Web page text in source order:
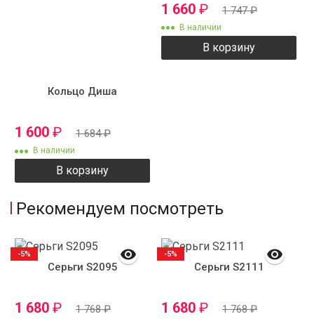
Кольцо Диша
1 600 ₽ 1 684₽
В наличии
В корзину
1 660 ₽ 1 747₽
В наличии
В корзину
Рекомендуем посмотреть
Серьги S2095
1 680 ₽ 1 768₽
-5%
Серьги S2111
1 680 ₽ 1 768₽
-5%